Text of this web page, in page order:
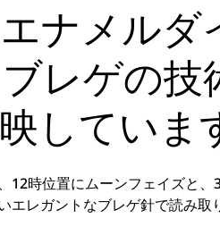
ナメル
レゲの技
していま
時位置にムーンフェイズと
レガントなブレゲ針で読み取